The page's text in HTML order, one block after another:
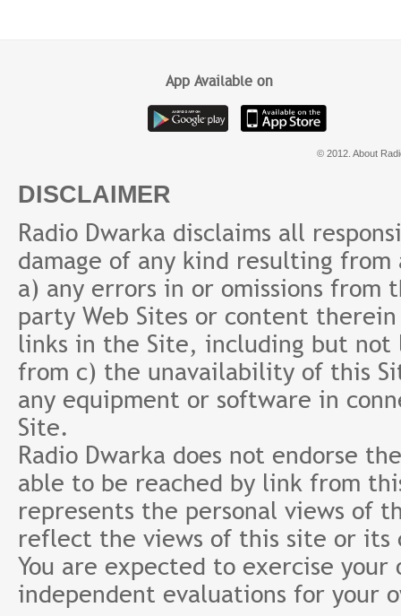
App Available on
© 2012. About
DISCLAIMER
Radio Dwarka disclaims all
damage of any kind resulting
a) any errors in or omissions
party Web Sites or content
links in the Site, including but
from c) the unavailability of this
any equipment or software in
Site.
Radio Dwarka does not endorse
able to be reached by link from
represents the personal views of
reflect the views of this site or its
You are expected to exercise
independent evaluations for your